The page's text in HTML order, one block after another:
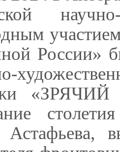
России»
«ЗРЯЧИЙ
Астафьева,